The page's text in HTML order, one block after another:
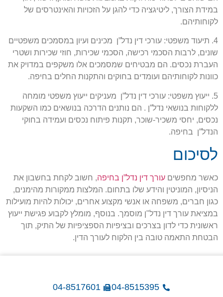
במידת הצורך, ליטיגציה כדי להגן על הזכויות והאינטרסים של
לקוחותיהם.
4. תיעוד משפטי: עורכי דין נדל”ן מכינים ועיון במסמכים משפטיים
שונים, לרבות הסכמי רכישה, הסכמי שכירות, חוזי שכירות ושטרי
העברת נכסים. הם מבטיחים שמסמכים אלו משקפים במדויק את
כוונות לקוחותיהם ועומדים בחוקים והתקנות החלים בחיפה.
5. ייעוץ משפטי: עורכי דין נדל”ן מעניקים ייעוץ משפטי מומחה
ללקוחות בנושאי נדל”ן . הם נותנים הדרכה בנושאים כמו השקעות
נכסים, יחסי משכיר-שוכר, תקנות פיתוח נכסים ועמידה בחוקי
הנדל”ן בחיפה.
לסיכום
כאשר מחפשים עורך דין נדל”ן בחיפה, חשוב לקחת בחשבון את
הניסיון, המוניטין והידע שלו בתחום. המלצות ממקורות מהימנים,
כגון חברים, משפחה או אנשי מקצוע אחרים, יכולות להיות מועילות
במציאת עורך דין נדל"ן מוסמך. בנוסף, מומלץ לקבוע פגישת ייעוץ
ראשונית כדי לדון בצרכים ובציפיות הספציפיות של התיק, תוך
הבטחת התאמה טובה בין הלקוח לעורך הדין.
04-8515395
04-8517601